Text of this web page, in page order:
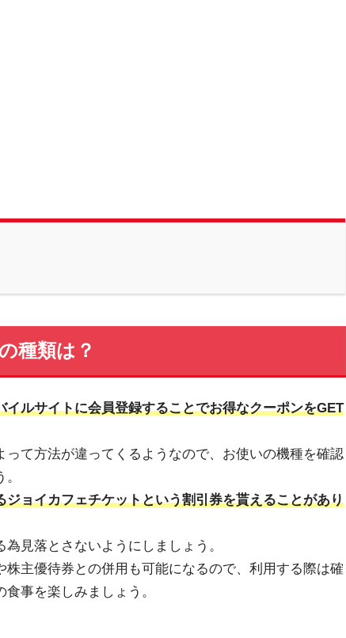
種類は？
イルサイトに会員登録することでお得なクーポンをGET
て方法が違ってくるようなので、お使いの機種を確認
ジョイカフェチケットという割引券を貰えることがあり
見落とさないようにしましょう。
株主優待券との併用も可能になるので、利用する際は確
事を楽しみましょう。